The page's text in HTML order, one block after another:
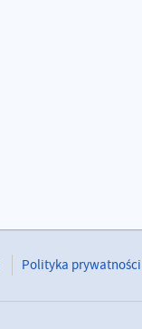
Polityka prywatności